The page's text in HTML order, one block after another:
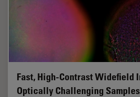
Fast, High-Contrast Widefield
Optically Challenging Samples